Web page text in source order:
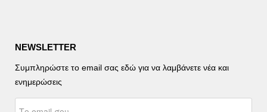
NEWSLETTER
Συμπληρώστε το email σας εδώ για να λαμβάνετε νέα και
ενημερώσεις